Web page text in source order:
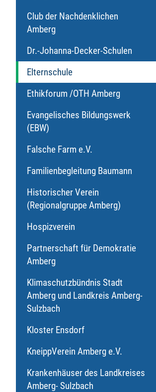
Club der Nachdenklichen
Amberg
Dr.-Johanna-Decker-Schulen
Elternschule
Ethikforum /OTH Amberg
Evangelisches Bildungswerk
(EBW)
Falsche Farm e.V.
Familienbegleitung Baumann
Historischer Verein
(Regionalgruppe Amberg)
Hospizverein
Partnerschaft für Demokratie
Amberg
Klimaschutzbündnis Stadt
Amberg und Landkreis Amberg-
Sulzbach
Kloster Ensdorf
KneippVerein Amberg e.V.
Krankenhäuser des Landkreises
Amberg- Sulzbach